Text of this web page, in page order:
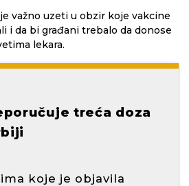
važno uzeti u obzir koje vakcine
i da bi građani trebalo da donose
lekara.
treća doza
koje je objavila